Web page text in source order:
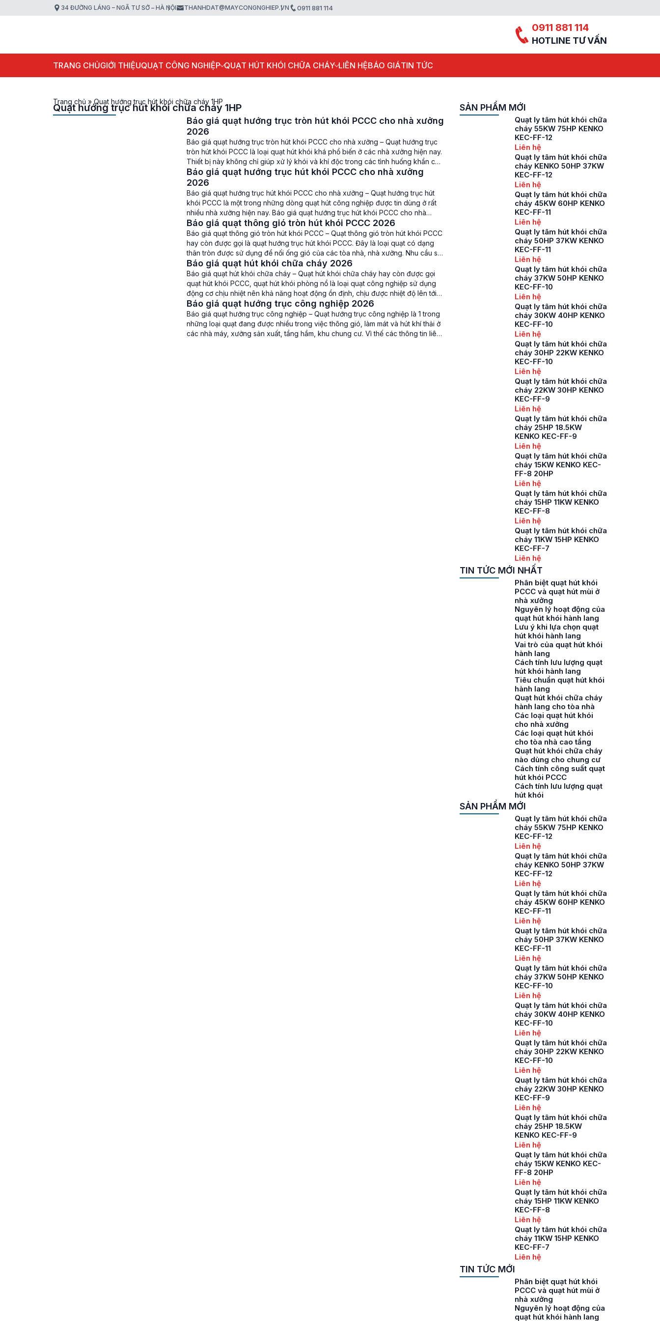
34 ĐƯỜNG LÁNG – NGÃ TƯ SỞ – HÀ NỘI THANHDAT@MAYCONGNGHIEP.VN 0911 881 114
0911 881 114
HOTLINE TƯ VẤN
TRANG CHỦGIỚI THIỆUQUẠT CÔNG NGHIỆP QUẠT HÚT KHÓI CHỮA CHÁY LIÊN HỆBÁO GIÁTIN TỨC
Trang chủ »Quạt hướng trục hút khói chữa cháy 1HP
Quạt hướng trục hút khói chữa cháy 1HP
Báo giá quạt hướng trục tròn hút khói PCCC cho nhà xưởng
2026
Báo giá quạt hướng trục tròn hút khói PCCC cho nhà xưởng – Quạt hướng trục
tròn hút khói PCCC là loại quạt hút khói khá phổ biến ở các nhà xưởng hiện nay.
Thiết bị này không chỉ giúp xử lý khói và khí độc trong các tình huống khẩn cấp
mà còn đảm […]
Báo giá quạt hướng trục hút khói PCCC cho nhà xưởng
2026
Báo giá quạt hướng trục hút khói PCCC cho nhà xưởng – Quạt hướng trục hút
khói PCCC là một trong những dòng quạt hút công nghiệp được tin dùng ở rất
nhiều nhà xưởng hiện nay. Báo giá quạt hướng trục hút khói PCCC cho nhà
xưởng 2026 Quạt hướng trục hút khói PCCC […]
Báo giá quạt thông gió tròn hút khói PCCC 2026
Báo giá quạt thông gió tròn hút khói PCCC – Quạt thông gió tròn hút khói PCCC
hay còn được gọi là quạt hướng trục hút khói PCCC. Đây là loại quạt có dạng
thân tròn được sử dụng để nối ống gió của các tòa nhà, nhà xưởng. Nhu cầu sử
dụng loại quạt […]
Báo giá quạt hút khói chữa cháy 2026
Báo giá quạt hút khói chữa cháy – Quạt hút khói chữa cháy hay còn được gọi
quạt hút khói PCCC, quạt hút khói phòng nổ là loại quạt công nghiệp sử dụng
động cơ chịu nhiệt nên khả năng hoạt động ổn định, chịu được nhiệt độ lên tới
300 độ C trong 2h […]
Báo giá quạt hướng trục công nghiệp 2026
Báo giá quạt hướng trục công nghiệp – Quạt hướng trục công nghiệp là 1 trong
những loại quạt đang được nhiều trong việc thông gió, làm mát và hút khí thải ở
các nhà máy, xưởng sản xuất, tầng hầm, khu chung cư. Vì thế các thông tin liên
SẢN PHẨM MỚI
Quạt ly tâm hút khói chữa
cháy 55KW 75HP KENKO
KEC-FF-12
Liên hệ
Quạt ly tâm hút khói chữa
cháy KENKO 50HP 37KW
KEC-FF-12
Liên hệ
Quạt ly tâm hút khói chữa
cháy 45KW 60HP KENKO
KEC-FF-11
Liên hệ
Quạt ly tâm hút khói chữa
cháy 50HP 37KW KENKO
KEC-FF-11
Liên hệ
Quạt ly tâm hút khói chữa
cháy 37KW 50HP KENKO
KEC-FF-10
Liên hệ
Quạt ly tâm hút khói chữa
cháy 30KW 40HP KENKO
KEC-FF-10
Liên hệ
Quạt ly tâm hút khói chữa
cháy 30HP 22KW KENKO
KEC-FF-10
Liên hệ
Quạt ly tâm hút khói chữa
cháy 22KW 30HP KENKO
KEC-FF-9
Liên hệ
Quạt ly tâm hút khói chữa
cháy 25HP 18.5KW
KENKO KEC-FF-9
Liên hệ
Quạt ly tâm hút khói chữa
cháy 15KW KENKO KEC-
FF-8 20HP
Liên hệ
Quạt ly tâm hút khói chữa
cháy 15HP 11KW KENKO
KEC-FF-8
Liên hệ
Quạt ly tâm hút khói chữa
cháy 11KW 15HP KENKO
KEC-FF-7
Liên hệ
TIN TỨC MỚI NHẤT
Phân biệt quạt hút khói
PCCC và quạt hút mùi ở
nhà xưởng
Nguyên lý hoạt động của
quạt hút khói hành lang
Lưu ý khi lựa chọn quạt
hút khói hành lang
Vai trò của quạt hút khói
hành lang
Cách tính lưu lượng quạt
hút khói hành lang
Tiêu chuẩn quạt hút khói
hành lang
Quạt hút khói chữa cháy
hành lang cho tòa nhà
Các loại quạt hút khói
cho nhà xưởng
Các loại quạt hút khói
cho tòa nhà cao tầng
Quạt hút khói chữa cháy
nào dùng cho chung cư
Cách tính công suất quạt
hút khói PCCC
Cách tính lưu lượng quạt
hút khói
SẢN PHẨM MỚI
Quạt ly tâm hút khói chữa
cháy 55KW 75HP KENKO
KEC-FF-12
Liên hệ
Quạt ly tâm hút khói chữa
cháy KENKO 50HP 37KW
KEC-FF-12
Liên hệ
Quạt ly tâm hút khói chữa
cháy 45KW 60HP KENKO
KEC-FF-11
Liên hệ
Quạt ly tâm hút khói chữa
cháy 50HP 37KW KENKO
KEC-FF-11
Liên hệ
Quạt ly tâm hút khói chữa
cháy 37KW 50HP KENKO
KEC-FF-10
Liên hệ
Quạt ly tâm hút khói chữa
cháy 30KW 40HP KENKO
KEC-FF-10
Liên hệ
Quạt ly tâm hút khói chữa
cháy 30HP 22KW KENKO
KEC-FF-10
Liên hệ
Quạt ly tâm hút khói chữa
cháy 22KW 30HP KENKO
KEC-FF-9
Liên hệ
Quạt ly tâm hút khói chữa
cháy 25HP 18.5KW
KENKO KEC-FF-9
Liên hệ
Quạt ly tâm hút khói chữa
cháy 15KW KENKO KEC-
FF-8 20HP
Liên hệ
Quạt ly tâm hút khói chữa
cháy 15HP 11KW KENKO
KEC-FF-8
Liên hệ
Quạt ly tâm hút khói chữa
cháy 11KW 15HP KENKO
KEC-FF-7
Liên hệ
TIN TỨC MỚI
Phân biệt quạt hút khói
PCCC và quạt hút mùi ở
nhà xưởng
Nguyên lý hoạt động của
quạt hút khói hành lang